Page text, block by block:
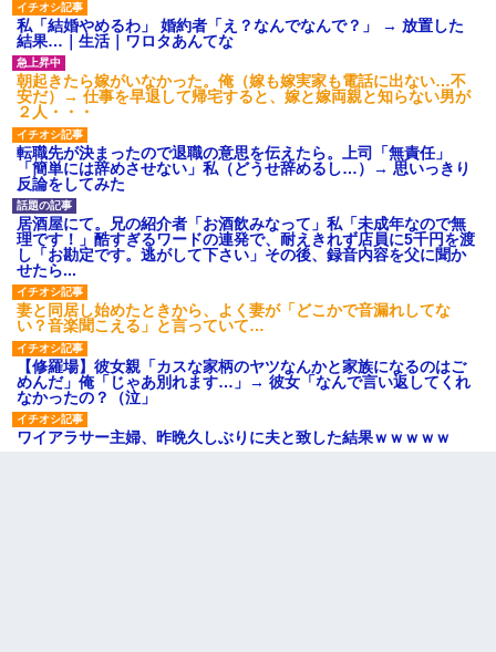
でも盛大にやらかす←あまり悲
しませないでくれ
私「結婚やめるわ」 婚約者「え？なんでなんで？」 → 放置した
結果…｜生活｜ワロタあんてな
朝起きたら嫁がいなかった。俺（嫁も嫁実家も電話に出ない…不
安だ）→ 仕事を早退して帰宅すると、嫁と嫁両親と知らない男が
２人・・・
転職先が決まったので退職の意思を伝えたら。上司「無責任」
「簡単には辞めさせない」私（どうせ辞めるし…）→ 思いっきり
反論をしてみた
居酒屋にて。兄の紹介者「お酒飲みなって」私「未成年なので無
理です！」酷すぎるワードの連発で、耐えきれず店員に5千円を渡
し「お勘定です。逃がして下さい」その後、録音内容を父に聞か
せたら...
妻と同居し始めたときから、よく妻が「どこかで音漏れしてな
い？音楽聞こえる」と言っていて…
【修羅場】彼女親「カスな家柄のヤツなんかと家族になるのはご
めんだ」俺「じゃあ別れます…」→ 彼女「なんで言い返してくれ
なかったの？（泣」
ワイアラサー主婦、昨晩久しぶりに夫と致した結果ｗｗｗｗｗ